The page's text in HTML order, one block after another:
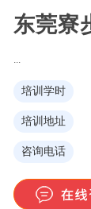
东莞寮
...
培训学时
培训地址
咨询电话